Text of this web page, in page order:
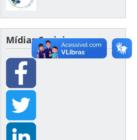
Mídias Sociais